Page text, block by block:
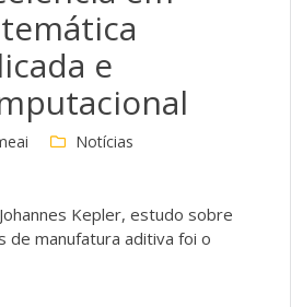
e
Notícias
Kepler, estudo sobre
de manufatura aditiva foi o